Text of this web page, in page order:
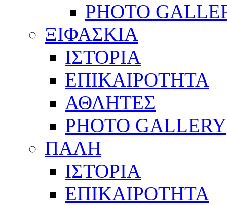
PHOTO
ΞΙΦΑΣΚΙΑ
ΙΣΤΟΡΙΑ
ΕΠΙΚΑΙΡΟΤΗΤΑ
ΑΘΛΗΤΕΣ
PHOTO GALLERY
ΠΑΛΗ
ΙΣΤΟΡΙΑ
ΕΠΙΚΑΙΡΟΤΗΤΑ